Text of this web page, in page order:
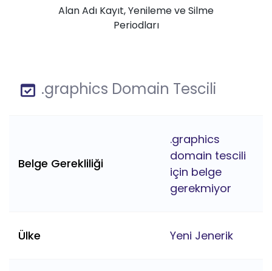
Alan Adı Kayıt, Yenileme ve Silme
Periodları
.graphics Domain Tescili
Belge Gerekliliği
.graphics
domain tescili
için belge
gerekmiyor
Ülke Yeni Jenerik